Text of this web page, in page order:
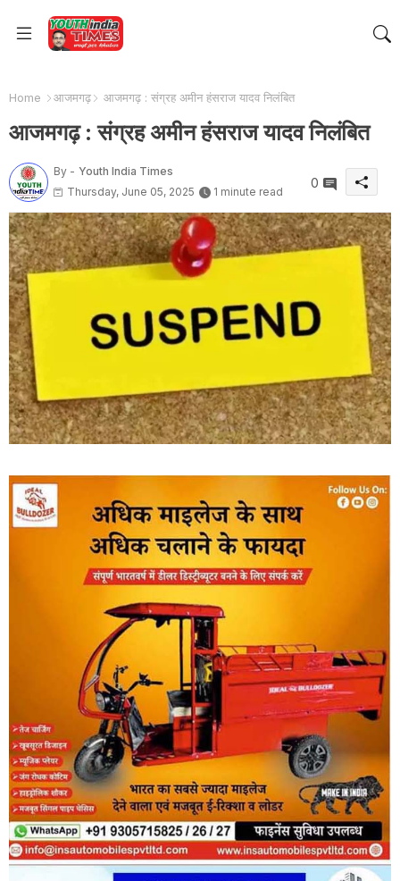
Home आजमगढ़ आजमगढ़ : संग्रह अमीन हंसराज यादव निलंबित
आजमगढ़ : संग्रह अमीन हंसराज यादव निलंबित
By - Youth India Times
Thursday, June 05, 2025
1 minute read
0